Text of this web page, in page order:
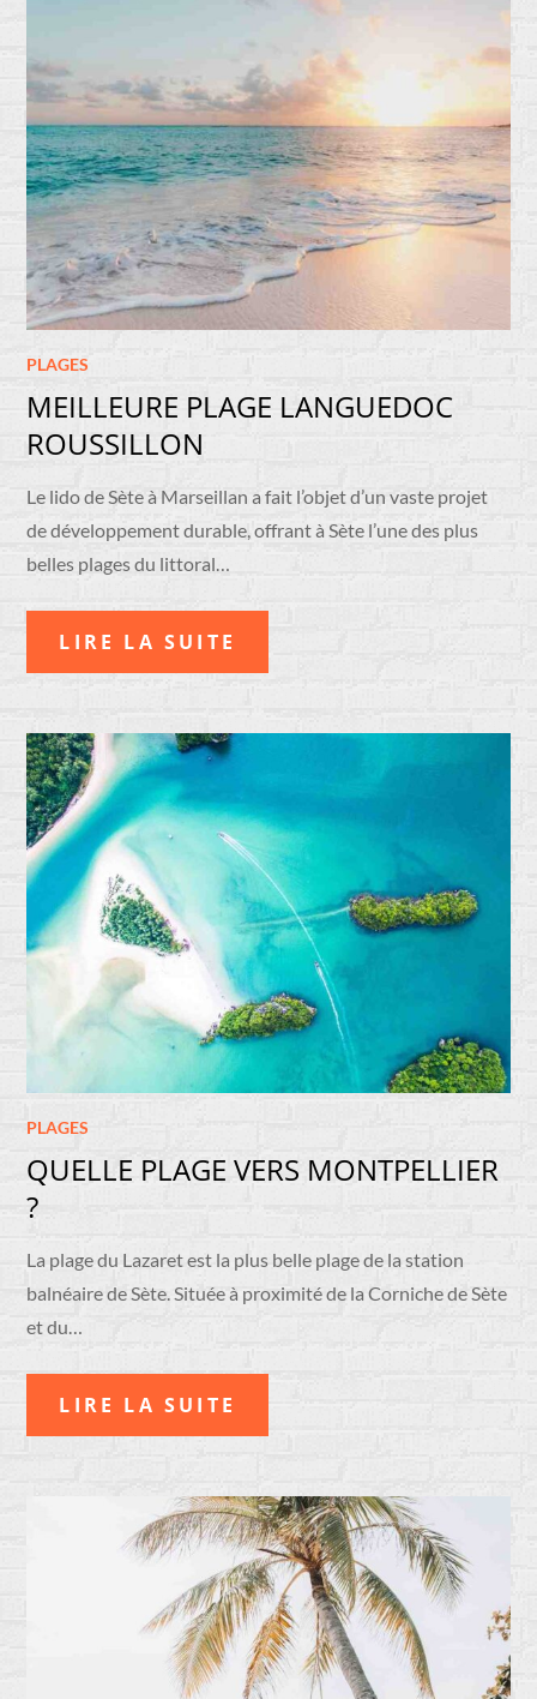
PLAGES
MEILLEURE PLAGE LANGUEDOC
ROUSSILLON
Le lido de Sète à Marseillan a fait l’objet d’un vaste projet
de développement durable, offrant à Sète l’une des plus
belles plages du littoral…
LIRE LA SUITE
PLAGES
QUELLE PLAGE VERS MONTPELLIER
?
La plage du Lazaret est la plus belle plage de la station
balnéaire de Sète. Située à proximité de la Corniche de Sète
et du…
LIRE LA SUITE